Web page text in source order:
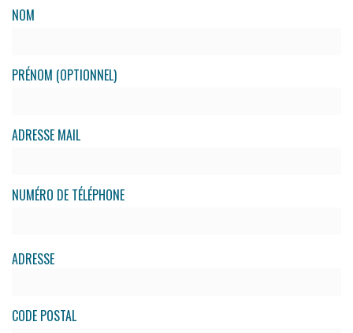
NOM
PRÉNOM (OPTIONNEL)
ADRESSE MAIL
NUMÉRO DE TÉLÉPHONE
ADRESSE
CODE POSTAL